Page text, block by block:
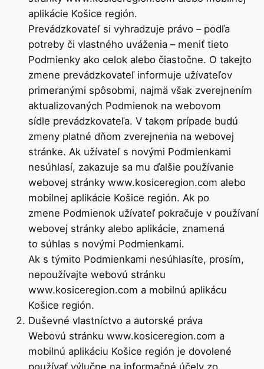
aplikácie Košice región.
Prevádzkovateľ si vyhradzuje právo – podľa
potreby či vlastného uváženia – meniť tieto
Podmienky ako celok alebo čiastočne. O takejto
zmene prevádzkovateľ informuje užívateľov
primeranými spôsobmi, najmä však zverejnením
aktualizovaných Podmienok na webovom
sídle prevádzkovateľa. V takom prípade budú
zmeny platné dňom zverejnenia na webovej
stránke. Ak užívateľ s novými Podmienkami
nesúhlasí, zakazuje sa mu ďalšie používanie
webovej stránky www.kosiceregion.com alebo
mobilnej aplikácie Košice región. Ak po
zmene Podmienok užívateľ pokračuje v používaní
webovej stránky alebo aplikácie, znamená
to súhlas s novými Podmienkami.
Ak s týmito Podmienkami nesúhlasíte, prosím,
nepoužívajte webovú stránku
www.kosiceregion.com a mobilnú aplikácu
Košice región.
Duševné vlastníctvo a autorské práva
Webovú stránku www.kosiceregion.com a
mobilnú aplikáciu Košice región je dovolené
používať výlučne na informačné účely zo